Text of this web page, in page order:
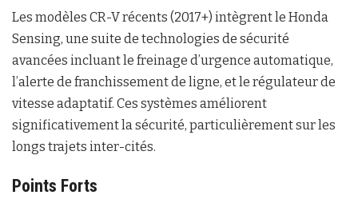
Les modèles CR-V récents (2017+) intègrent le Honda
Sensing, une suite de technologies de sécurité
avancées incluant le freinage d’urgence automatique,
l’alerte de franchissement de ligne, et le régulateur de
vitesse adaptatif. Ces systèmes améliorent
significativement la sécurité, particulièrement sur les
longs trajets inter-cités.
Points Forts